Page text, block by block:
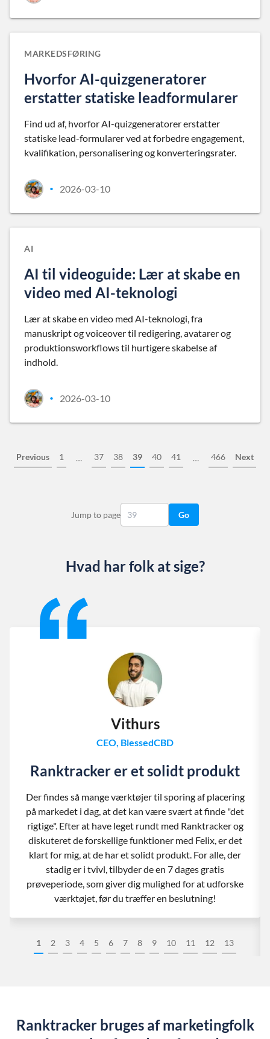
MARKEDSFØRING
Hvorfor AI-quizgeneratorer
erstatter statiske leadformularer
Find ud af, hvorfor AI-quizgeneratorer erstatter
statiske lead-formularer ved at forbedre engagement,
kvalifikation, personalisering og konverteringsrater.
• 2026-03-10
AI
AI til videoguide: Lær at skabe en
video med AI-teknologi
Lær at skabe en video med AI-teknologi, fra
manuskript og voiceover til redigering, avatarer og
produktionsworkflows til hurtigere skabelse af
indhold.
• 2026-03-10
Previous 1 … 37 38 39 40 41 … 466 Next
Jump to page Go
Hvad har folk at sige?
1 2 3 4 5 6 7 8 9 10 11 12 13
Vithurs
CEO, BlessedCBD
Ranktracker er et solidt produkt
Der findes så mange værktøjer til sporing af placering
på markedet i dag, at det kan være svært at finde "det
rigtige". Efter at have leget rundt med Ranktracker og
diskuteret de forskellige funktioner med Felix, er det
klart for mig, at de har et solidt produkt. For alle, der
stadig er i tvivl, tilbyder de en 7 dages gratis
prøveperiode, som giver dig mulighed for at udforske
værktøjet, før du træffer en beslutning!
Ranktracker bruges af marketingfolk